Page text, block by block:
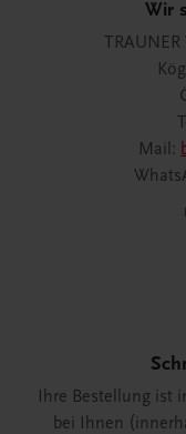
Wir
Mail:
Ihre Bestellung ist
bei Ihnen